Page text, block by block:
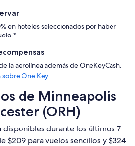
en hoteles seleccionados por haber
la aerolínea además de OneKeyCash.
sobre One Key
de Minneapolis
(ORH)
disponibles durante los últimos 7
$209 para vuelos sencillos y $324